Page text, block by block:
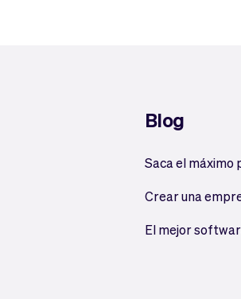
Blog
Saca el máximo
Crear una
El mejor